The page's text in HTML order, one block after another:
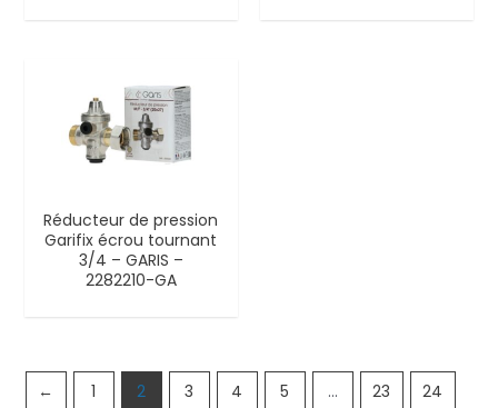
Réducteur de pression
Garifix écrou tournant
3/4 – GARIS –
2282210-GA
← 1 2 3 4 5 … 23 24